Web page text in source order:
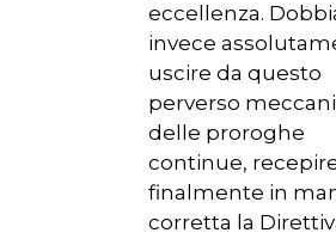
eccellenza.
invece
uscire da questo
perverso
delle proroghe
continue,
finalmente in
corretta la